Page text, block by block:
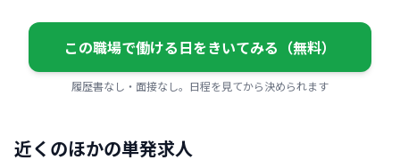
この職場で働ける日をきいてみる（無料）
履歴書なし・面接なし。日程を見てから決められます
近くのほかの単発求人